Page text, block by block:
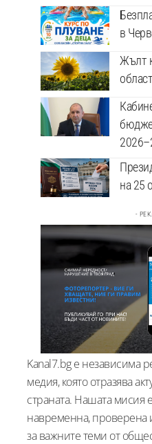
в
Жълт
на 25
-
Kanal7.bg е независима
медия, която отразява
страната. Нашата мисия
навременна, проверена
за важните теми от